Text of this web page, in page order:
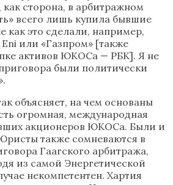
сторона, в арбитражном
всего лишь купила бывшие
как это сделали, например,
или «Газпром» [также
активов ЮКОСа — РБК]. Я не
были политически
объясняет, на чем основаны
огромная, международная
акционеров ЮКОСа. Были и
также сомневаются в
Гаагского арбитража,
из самой Энергетической
некомпетентен. Хартия